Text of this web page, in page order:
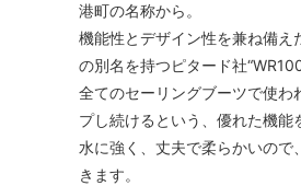
港町の名称から。
機能性とデザイン性を兼ね備
の別名を持つピタード社
全てのセーリングブーツで使
プし続けるという、優れた機能
水に強く、丈夫で柔らかいの
きます。